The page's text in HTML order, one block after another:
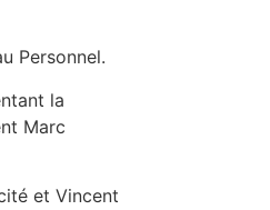
Personnel.
la
Marc
et Vincent